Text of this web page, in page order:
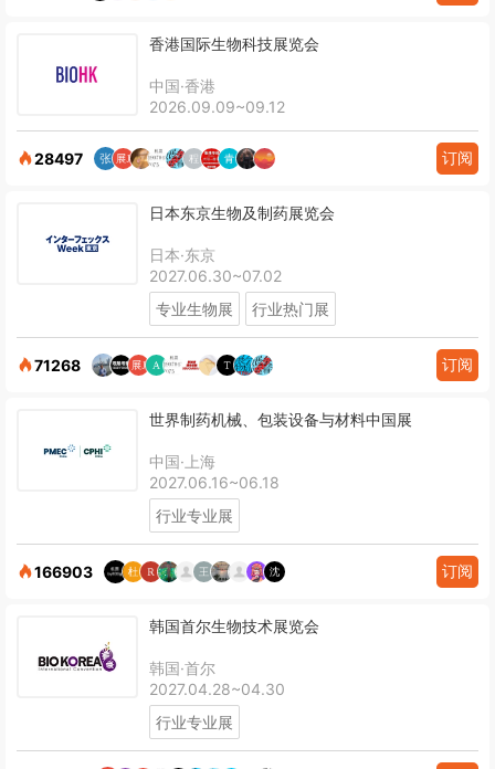
香港国际生物科技展览会
中国·香港
2026.09.09~09.12
28497 订阅
日本东京生物及制药展览会
日本·东京
2027.06.30~07.02
专业生物展
行业热门展
71268 订阅
世界制药机械、包装设备与材料中国展
中国·上海
2027.06.16~06.18
行业专业展
166903 订阅
韩国首尔生物技术展览会
韩国·首尔
2027.04.28~04.30
行业专业展